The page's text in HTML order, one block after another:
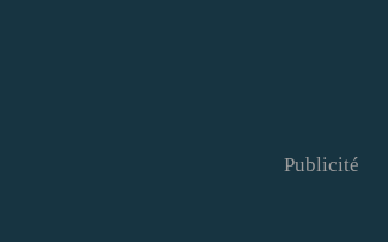
Publicité